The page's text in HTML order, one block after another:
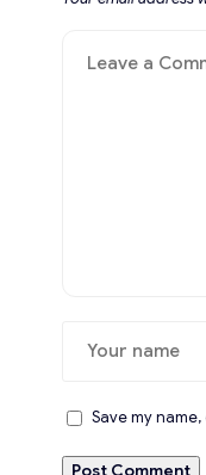
Save my